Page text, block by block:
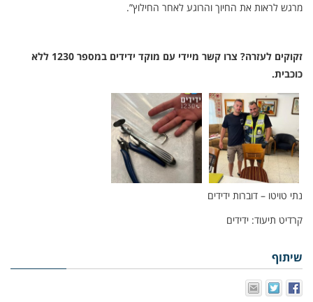
מרגש לראות את החיוך והרוגע לאחר החילוץ”.
זקוקים לעזרה? צרו קשר מיידי עם מוקד ידידים במספר 1230 ללא
כוכבית.
נתי טויטו – דוברות ידידים
קרדיט תיעוד: ידידים
שיתוף